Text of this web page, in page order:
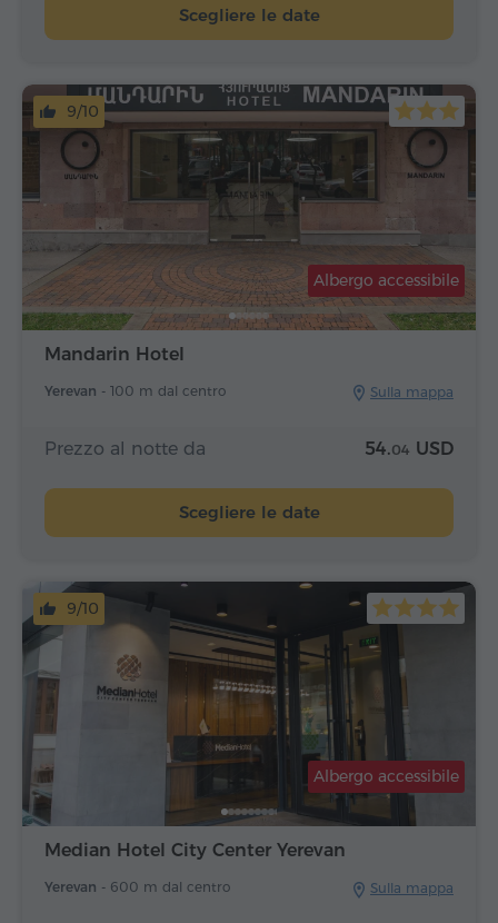
Scegliere le date
Mandarin Hotel
Yerevan - 100 m dal centro Sulla mappa
Albergo accessibile
9/10
Prezzo al notte da 54.04 USD
Scegliere le date
Median Hotel City Center Yerevan
Yerevan - 600 m dal centro Sulla mappa
Albergo accessibile
9/10